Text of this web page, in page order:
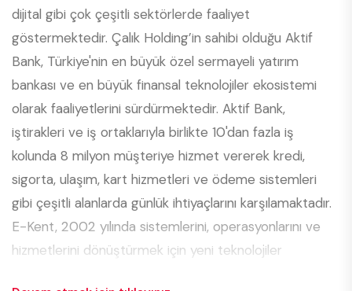
dijital gibi çok çeşitli sektörlerde faaliyet
göstermektedir. Çalık Holding’in sahibi olduğu Aktif
Bank, Türkiye'nin en büyük özel sermayeli yatırım
bankası ve en büyük finansal teknolojiler ekosistemi
olarak faaliyetlerini sürdürmektedir. Aktif Bank,
iştirakleri ve iş ortaklarıyla birlikte 10'dan fazla iş
kolunda 8 milyon müşteriye hizmet vererek kredi,
sigorta, ulaşım, kart hizmetleri ve ödeme sistemleri
gibi çeşitli alanlarda günlük ihtiyaçlarını karşılamaktadır.
E-Kent, 2002 yılında sistemlerini, operasyonlarını ve
hizmetlerini dönüştürmek için yeni teknolojiler